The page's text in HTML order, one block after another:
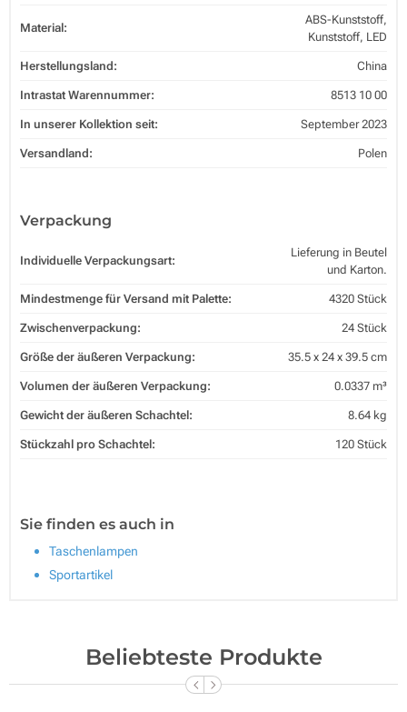
Material:
ABS-Kunststoff,
Kunststoff, LED
Herstellungsland: China
Intrastat Warennummer: 8513 10 00
In unserer Kollektion seit: September 2023
Versandland: Polen
Verpackung
Individuelle Verpackungsart:
Lieferung in Beutel
und Karton.
Mindestmenge für Versand mit Palette: 4320 Stück
Zwischenverpackung: 24 Stück
Größe der äußeren Verpackung: 35.5 x 24 x 39.5 cm
Volumen der äußeren Verpackung: 0.0337 m³
Gewicht der äußeren Schachtel: 8.64 kg
Stückzahl pro Schachtel: 120 Stück
Sie finden es auch in
Taschenlampen
Sportartikel
Beliebteste Produkte